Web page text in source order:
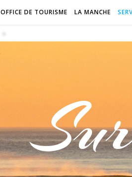
OFFICE DE TOURISME LA MANCHE